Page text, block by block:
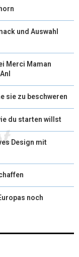
und Auswahl
Merci Maman
sie zu beschweren
du starten willst
Design mit
noch